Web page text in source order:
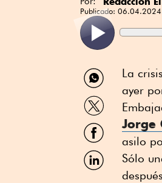
Publicado:
Compartir
por
WhatsApp
Compartir
por
Twitter
Compartir
por
Facebook
Compartir
por
La
ayer
Jorge
asilo
Sólo